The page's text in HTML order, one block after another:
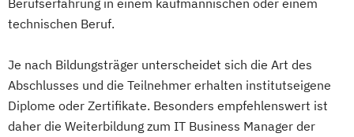
technischen Beruf.
Je nach Bildungsträger unterscheidet sich die Art des
Abschlusses und die Teilnehmer erhalten institutseigene
Diplome oder Zertifikate. Besonders empfehlenswert ist
daher die Weiterbildung zum IT Business Manager der